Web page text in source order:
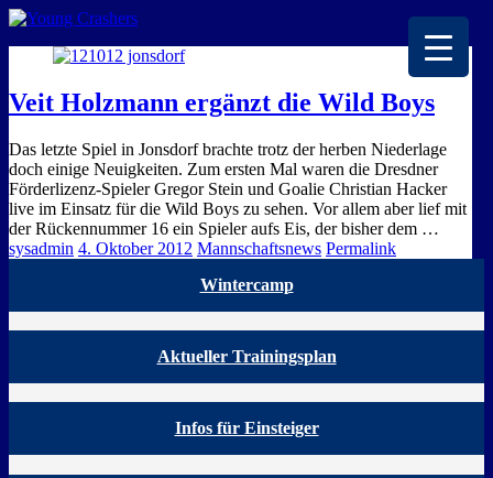
Veit Holzmann ergänzt die Wild Boys
Das letzte Spiel in Jonsdorf brachte trotz der herben Niederlage
doch einige Neuigkeiten. Zum ersten Mal waren die Dresdner
Förderlizenz-Spieler Gregor Stein und Goalie Christian Hacker
live im Einsatz für die Wild Boys zu sehen. Vor allem aber lief mit
der Rückennummer 16 ein Spieler aufs Eis, der bisher dem …
sysadmin 4. Oktober 2012 Mannschaftsnews Permalink
Wintercamp
Aktueller Trainingsplan
Infos für Einsteiger